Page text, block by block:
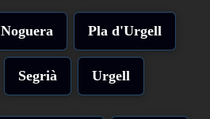
Noguera Pla d'Urgell
Segrià Urgell